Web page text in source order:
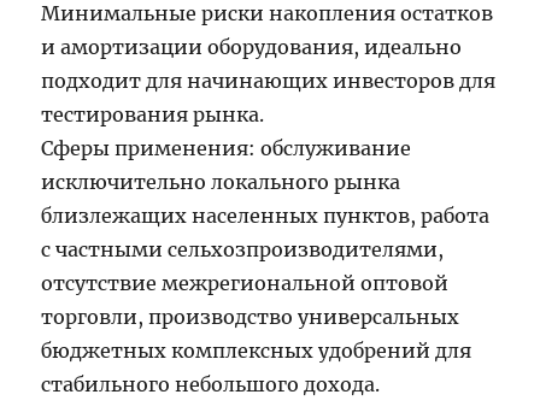
Минимальные риски накопления остатков
и амортизации оборудования, идеально
подходит для начинающих инвесторов для
тестирования рынка.
Сферы применения: обслуживание
исключительно локального рынка
близлежащих населенных пунктов, работа
с частными сельхозпроизводителями,
отсутствие межрегиональной оптовой
торговли, производство универсальных
бюджетных комплексных удобрений для
стабильного небольшого дохода.